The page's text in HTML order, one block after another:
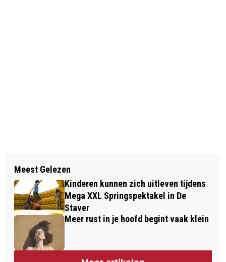
ZWEMMERS VAN ZC DE SCHOTEJIL
BEHALEN 20 MEDAILLES OP NK
MASTERS
GOEDEMORGEN, HET IS VANDAAG
WOENSDAG 6 MEI
Meest Gelezen
Kinderen kunnen zich uitleven tijdens
Mega XXL Springspektakel in De
Staver
Meer rust in je hoofd begint vaak klein